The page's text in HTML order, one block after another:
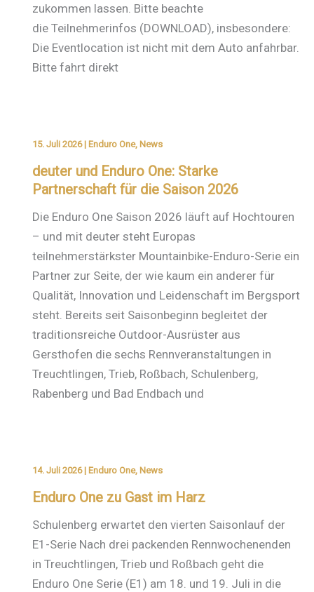
zukommen lassen. Bitte beachte
die Teilnehmerinfos (DOWNLOAD), insbesondere:
Die Eventlocation ist nicht mit dem Auto anfahrbar.
Bitte fahrt direkt
15. Juli 2026 | Enduro One, News
deuter und Enduro One: Starke
Partnerschaft für die Saison 2026
Die Enduro One Saison 2026 läuft auf Hochtouren
– und mit deuter steht Europas
teilnehmerstärkster Mountainbike-Enduro-Serie ein
Partner zur Seite, der wie kaum ein anderer für
Qualität, Innovation und Leidenschaft im Bergsport
steht. Bereits seit Saisonbeginn begleitet der
traditionsreiche Outdoor-Ausrüster aus
Gersthofen die sechs Rennveranstaltungen in
Treuchtlingen, Trieb, Roßbach, Schulenberg,
Rabenberg und Bad Endbach und
14. Juli 2026 | Enduro One, News
Enduro One zu Gast im Harz
Schulenberg erwartet den vierten Saisonlauf der
E1-Serie Nach drei packenden Rennwochenenden
in Treuchtlingen, Trieb und Roßbach geht die
Enduro One Serie (E1) am 18. und 19. Juli in die